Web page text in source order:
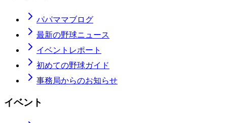
パパママブログ
最新の野球ニュース
イベントレポート
初めての野球ガイド
事務局からのお知らせ
イベント